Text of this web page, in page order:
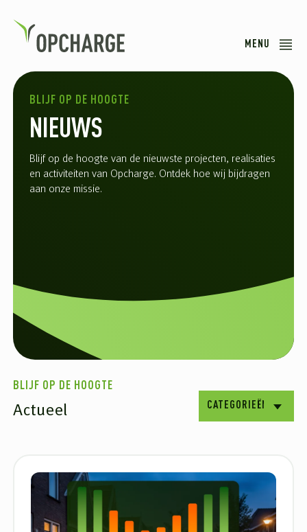
MENU
BLIJF OP DE HOOGTE
NIEUWS
Blijf op de hoogte van de nieuwste projecten, realisaties
en activiteiten van Opcharge. Ontdek hoe wij bijdragen
aan onze missie.
BLIJF OP DE HOOGTE
Actueel